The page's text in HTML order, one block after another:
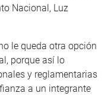
Nacional, Luz
le queda otra opción
porque así lo
y reglamentarias
a un integrante